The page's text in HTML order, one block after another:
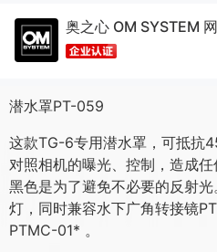
奥之心 OM SYSTEM
潜水罩PT-059
这款TG-6专用潜水罩，可抵抗
对照相机的曝光、控制，造成
黑色是为了避免不必要的反射
灯，同时兼容水下广角转接镜
PTMC-01* 。